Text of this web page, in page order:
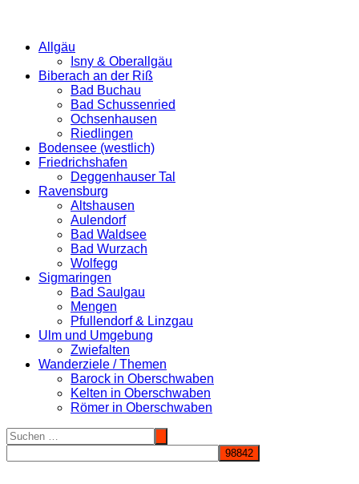
Allgäu
Isny & Oberallgäu
Biberach an der Riß
Bad Buchau
Bad Schussenried
Ochsenhausen
Riedlingen
Bodensee (westlich)
Friedrichshafen
Deggenhauser Tal
Ravensburg
Altshausen
Aulendorf
Bad Waldsee
Bad Wurzach
Wolfegg
Sigmaringen
Bad Saulgau
Mengen
Pfullendorf & Linzgau
Ulm und Umgebung
Zwiefalten
Wanderziele / Themen
Barock in Oberschwaben
Kelten in Oberschwaben
Römer in Oberschwaben